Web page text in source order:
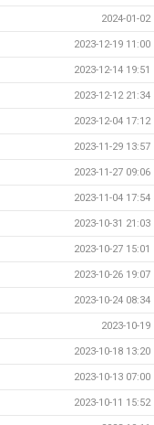
2024-01-02
2023-12-19 11:00
2023-12-14 19:51
2023-12-12 21:34
2023-12-04 17:12
2023-11-29 13:57
2023-11-27 09:06
2023-11-04 17:54
2023-10-31 21:03
2023-10-27 15:01
2023-10-26 19:07
2023-10-24 08:34
2023-10-19
2023-10-18 13:20
2023-10-13 07:00
2023-10-11 15:52